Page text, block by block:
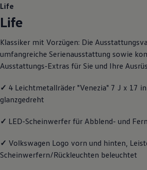
Handy und Fahrzeug
Updates für Software,
Über Ihr Auto
Vorgängermodelle
Volkswagen
Digitale Betriebsanleitung
Live Beratung
Lifestyle
Transport
Familie
Life
Life
Klassiker mit Vorzügen: Die
umfangreiche Serienausstattung sowie
Ausstattungs-Extras für Sie und Ihre
✓ 4 Leichtmetallräder "Venezia" 7 J x 17
glanzgedreht
✓ LED-Scheinwerfer für Abblend- und
✓ Volkswagen Logo vorn und hinten,
Scheinwerfern/Rückleuchten beleuchtet